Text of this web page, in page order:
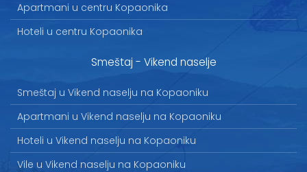
Apartmani u centru Kopaonika
Hoteli u centru Kopaonika
Smeštaj - Vikend naselje
Smeštaj u Vikend naselju na Kopaoniku
Apartmani u Vikend naselju na Kopaoniku
Hoteli u Vikend naselju na Kopaoniku
Vile u Vikend naselju na Kopaoniku